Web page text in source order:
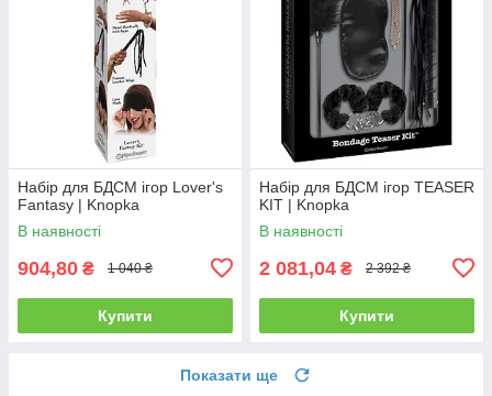
Набір для БДСМ ігор Lover's
Fantasy | Knopka
В наявності
904,80 ₴ 1 040 ₴
Купити
Набір для БДСМ ігор TEASER
KIT | Knopka
В наявності
2 081,04 ₴ 2 392 ₴
Купити
Показати ще